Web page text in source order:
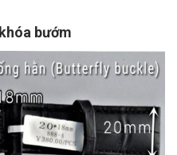
bướm